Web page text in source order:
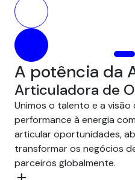
A potência da
Articuladora de
Unimos o talento e a visão
performance à energia
articular oportunidades,
transformar os negócios
parceiros globalmente.